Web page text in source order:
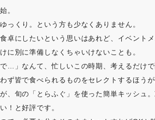
。
っくり。という方も少なくありません。
卓にしたいという思いはあれど、イベント
に別に準備しなくちゃいけないことも。
…」なんて、忙しいこの時期、考えるだけで
ず皆で食べられるものをセレクトするほうが
、旬の「とらふぐ」を使った簡単キッシュ
！と好評です。